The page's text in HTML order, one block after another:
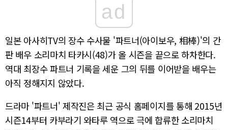
ad
일본 아사히TV의 장수 수사물 '파트너(아이보우, 相棒)'의 간
판 배우 소리마치 타카시(48)가 올 시즌을 끝으로 하차한다.
역대 최장수 파트너 기록을 세운 그의 뒤를 이어받을 배우는
아직 정해지지 않았다.
드라마 '파트너' 제작진은 최근 공식 홈페이지를 통해 2015년
시즌14부터 카부라기 와타루 역으로 극에 합류한 소리마치